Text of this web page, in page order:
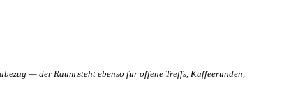
— der Raum steht ebenso für offene Treffs, Kaffeerunden,